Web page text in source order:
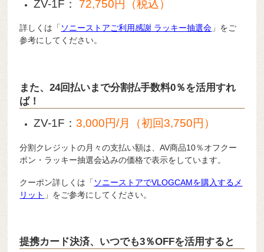
ZV-1F： 72,750円（税込）
詳しくは「 ソニーストアご利用感謝 ラッキー抽選会 」をご
参考にしてください。
また、24回払いまで分割払手数料0％を活用すれ
ば！
ZV-1F：3,000円/月（初回3,750円）
分割クレジットの月々の支払い額は、AV商品10％オフクー
ポン・ラッキー抽選会込みの価格で表示をしています。
クーポン詳しくは「 ソニーストアでVLOGCAMを購入するメ
リット 」をご参考にしてください。
提携カード決済、いつでも3％OFFを活用すると